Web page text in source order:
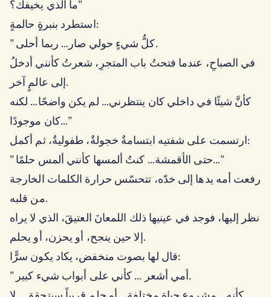
ما الذي يخيفك؟”
استطرد بنبرةٍ حالمةٍ:
” كلُّ شيءٍ حولي صار… ربما أحلى.
في الصباحِ، عندما فتحتُ باب المتجرِ، شعرتُ كأنني أدخلُ
إلى عالمٍ آخر.
كأنَّ شيئًا في داخلي كان ينتظرني… لم يكن واضحًا… لكنه
كان موجودًا…”
ارتسمت على شفتيه ابتسامةٌ خجولةٌ، طفوليةٌ، ثم أكمل:
” حتى الأقمشة… كنتُ ألمسها كأنني ألمس حلمًا…”
رفعت أمه يدها إلى خدّه، تتحسّس حرارة الكلمات الخارجة
من قلبه.
نظر إليها، فوجد في عينيها ذلك اللمعانَ العتيقَ، الذي لا يراه
إلا حين ينجح، أو يحزن، أو يحلم.
قال لها بصوت منخفض، يكاد يكون سرًّا:
” أمي أشعر … كأني على أبواب شيء كبير.